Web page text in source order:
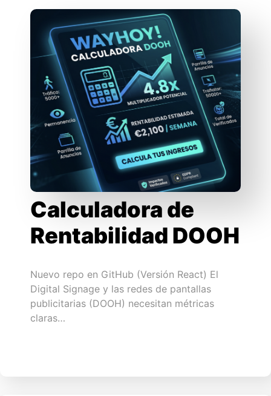
Calculadora de
Rentabilidad DOOH
Nuevo repo en GitHub (Versión React) El
Digital Signage y las redes de pantallas
publicitarias (DOOH) necesitan métricas
claras…